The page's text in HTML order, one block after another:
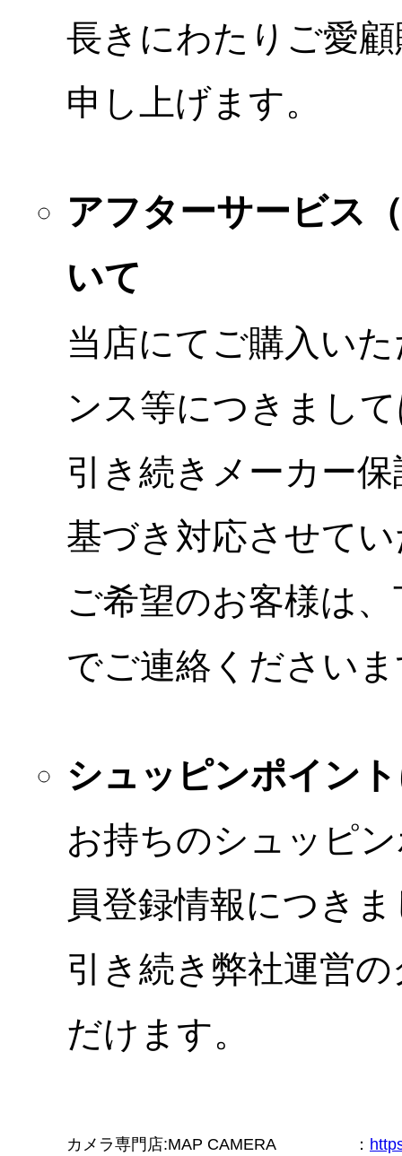
長きにわたりご愛
申し上げます。
アフターサービス
いて
当店にてご購入い
ンス等につきまし
引き続きメーカー
基づき対応させて
ご希望のお客様は
でご連絡ください
シュッピンポイン
お持ちのシュッピ
員登録情報につき
引き続き弊社運営
だけます。
カメラ専門店:MAP CAMERA ：